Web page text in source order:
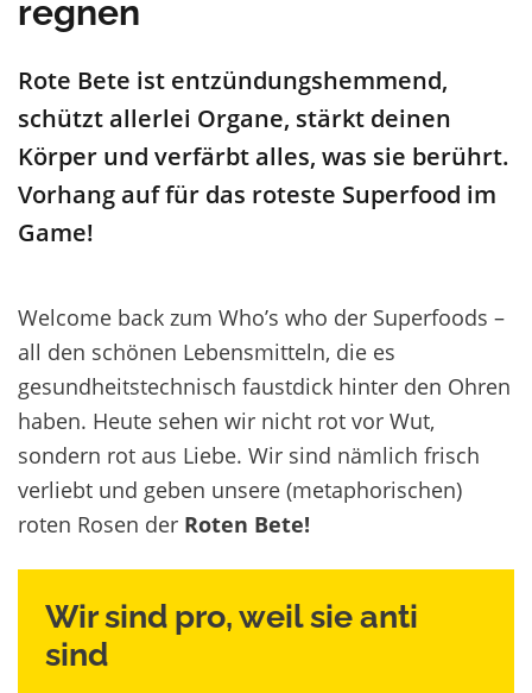
regnen
Rote Bete ist entzündungshemmend,
schützt allerlei Organe, stärkt deinen
Körper und verfärbt alles, was sie berührt.
Vorhang auf für das roteste Superfood im
Game!
Welcome back zum Who’s who der Superfoods –
all den schönen Lebensmitteln, die es
gesundheitstechnisch faustdick hinter den Ohren
haben. Heute sehen wir nicht rot vor Wut,
sondern rot aus Liebe. Wir sind nämlich frisch
verliebt und geben unsere (metaphorischen)
roten Rosen der Roten Bete!
Wir sind pro, weil sie anti
sind